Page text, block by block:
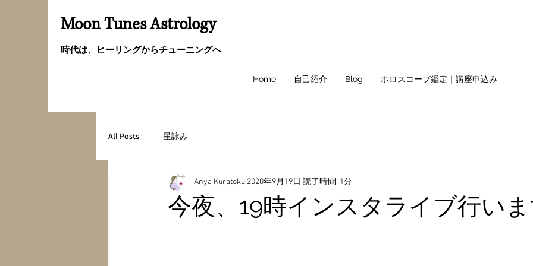
Moon Tunes Astrology
時代は、ヒーリングからチューニングへ
Home 自己紹介 Blog ホロスコープ鑑定｜講座申込み
All Posts 星詠み
今夜、19時インスタライブ行い
Anya Kuratoku 2020年9月19日 読了時間: 1分